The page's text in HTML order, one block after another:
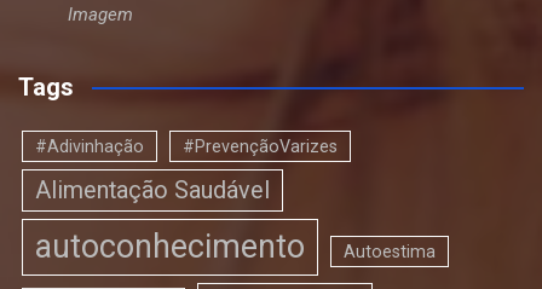
Imagem
Tags
#Adivinhação #PrevençãoVarizes
Alimentação Saudável
autoconhecimento Autoestima